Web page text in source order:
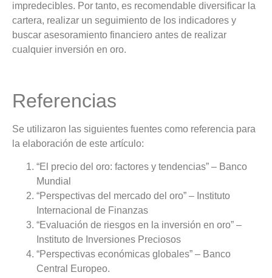
impredecibles. Por tanto, es recomendable diversificar la
cartera, realizar un seguimiento de los indicadores y
buscar asesoramiento financiero antes de realizar
cualquier inversión en oro.
Referencias
Se utilizaron las siguientes fuentes como referencia para
la elaboración de este artículo:
“El precio del oro: factores y tendencias” – Banco
Mundial
“Perspectivas del mercado del oro” – Instituto
Internacional de Finanzas
“Evaluación de riesgos en la inversión en oro” –
Instituto de Inversiones Preciosos
“Perspectivas económicas globales” – Banco
Central Europeo.